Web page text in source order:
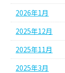
2026年1月
2025年12月
2025年11月
2025年3月